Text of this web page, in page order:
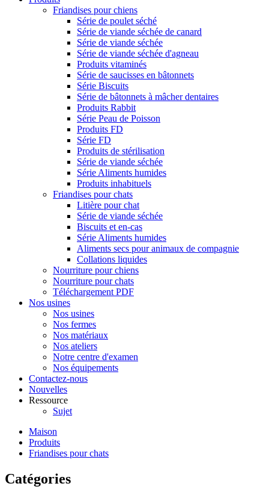
Friandises pour chiens
Série de poulet séché
Série de viande séchée de canard
Série de viande séchée
Série de viande séchée d'agneau
Produits vitaminés
Série de saucisses en bâtonnets
Série Biscuits
Série de bâtonnets à mâcher dentaires
Produits Rabbit
Série Peau de Poisson
Produits FD
Série FD
Produits de stérilisation
Série de viande séchée
Série Aliments humides
Produits inhabituels
Friandises pour chats
Litière pour chat
Série de viande séchée
Biscuits et en-cas
Série Aliments humides
Aliments secs pour animaux de compagnie
Collations liquides
Nourriture pour chiens
Nourriture pour chats
Téléchargement PDF
Nos usines
Nos usines
Nos fermes
Nos matériaux
Nos ateliers
Notre centre d'examen
Nos équipements
Contactez-nous
Nouvelles
Ressource
Sujet
Maison
Produits
Friandises pour chats
Catégories